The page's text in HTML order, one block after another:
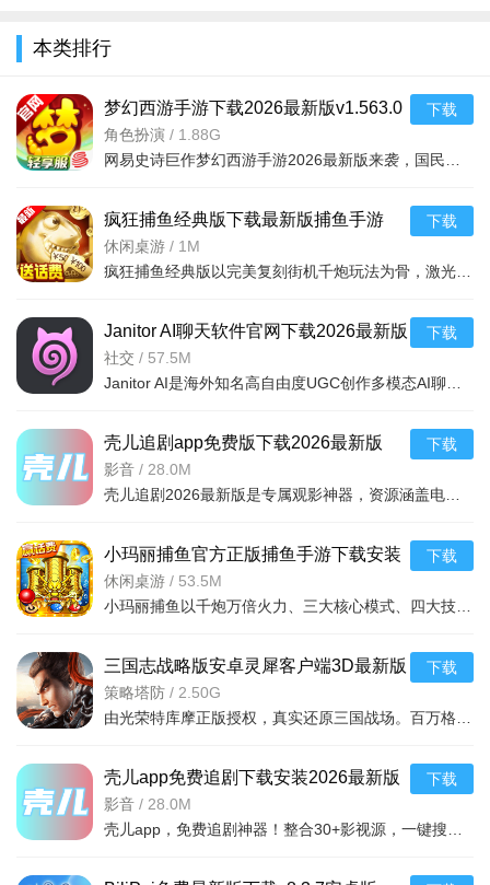
11.优化泡泡乐园设置，选拔阶段的结束时间改为每周四中午
12.优化光武神兵任务，对于已经完成附灵战斗的玩家，再次
进行光武神兵任务时，上交强化石即可直接获得附灵神石。
本类排行
梦幻西游手游下载2026最新版v1.563.0
官方版
角色扮演 / 1.88G
下载
疯狂捕鱼经典版下载最新版捕鱼手游
v5.0官方版
休闲桌游 / 1M
下载
Janitor AI聊天软件官网下载2026最新版
v1.8.1安卓版
社交 / 57.5M
下载
壳儿追剧app免费版下载2026最新版
v3.0.3安卓免费版
影音 / 28.0M
下载
小玛丽捕鱼官方正版捕鱼手游下载安装
v5.13.0赢话费版
休闲桌游 / 53.5M
下载
三国志战略版安卓灵犀客户端3D最新版
v2079.1684官方最新安卓版
策略塔防 / 2.50G
下载
壳儿app免费追剧下载安装2026最新版
v3.0.3安卓版
影音 / 28.0M
下载